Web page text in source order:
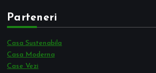
Parteneri
Casa Sustenabila
Casa Moderna
Case Vezi